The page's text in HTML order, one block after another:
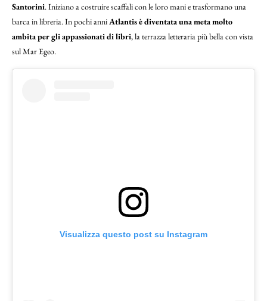
Santorini. Iniziano a costruire scaffali con le loro mani e trasformano una
barca in libreria. In pochi anniAtlantis è diventata una meta molto
ambita per gli appassionati di libri, la terrazza letteraria più bella con vista
sul Mar Egeo.
Visualizza questo post su Instagram